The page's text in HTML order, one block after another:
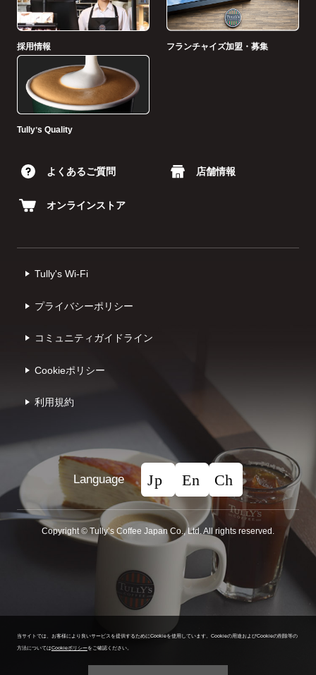
採用情報 フランチャイズ加盟・募集
Tullyʼs Quality
よくあるご質問 店舗情報
オンラインストア
Tully's Wi-Fi
プライバシーポリシー
コミュニティガイドライン
Cookieポリシー
利⽤規約
Language
Copyright © Tullyʼs Coffee Japan Co., Ltd. All rights reserved.
当サイトでは、お客様により良いサービスを提供するためにCookieを使用しています。 Cookieの用途およびCookieの削除等の
方法についてはCookieポリシーをご確認ください。